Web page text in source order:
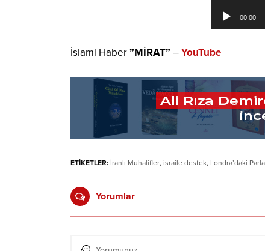
00:00
İslami Haber”MİRAT” –YouTube
ETİKETLER: İranlı Muhalifler, israile destek, Londra’daki
Yorumlar